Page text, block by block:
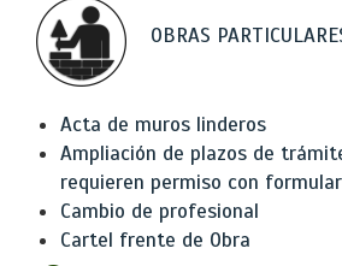
OBRAS
Acta de muros linderos
Ampliación de plazos de
requieren permiso con
Cambio de profesional
Cartel frente de Obra